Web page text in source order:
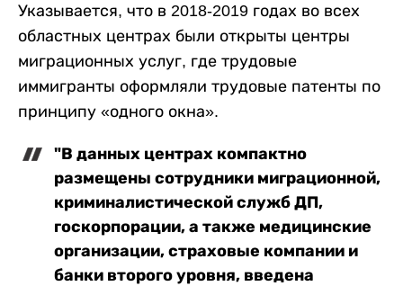
Указывается, что в 2018-2019 годах во всех
областных центрах были открыты центры
миграционных услуг, где трудовые
иммигранты оформляли трудовые патенты по
принципу «одного окна».
"В данных центрах компактно
размещены сотрудники миграционной,
криминалистической служб ДП,
госкорпорации, а также медицинские
организации, страховые компании и
банки второго уровня, введена